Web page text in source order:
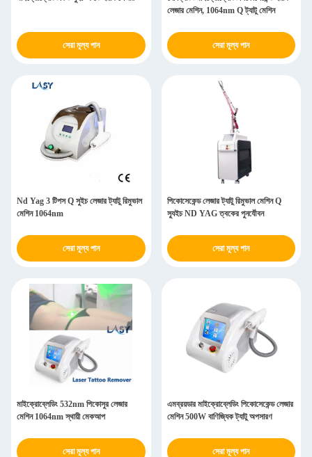
সেরা মূল্য পান
লেজার মেশিন, 1064nm Q ট্যাটু মেশিন
সেরা মূল্য পান
Nd Yag 3 টিপস Q সুইচ লেজার ট্যাটু রিমুভাল
মেশিন 1064nm
সেরা মূল্য পান
পিকোসেকেন্ড লেজার ট্যাটু রিমুভাল মেশিন Q
স্যুইচ ND YAG ত্বকের পুনর্যৌবন
সেরা মূল্য পান
মাইক্রোব্লেডিং 532nm পিকোসুর লেজার
মেশিন 1064nm স্থায়ী মেকআপ
সেরা মূল্য পান
এমব্রয়ডার মাইক্রোব্লেডিং পিকোসেকেন্ড লেজার
মেশিন 500W বাণিজ্যিক ট্যাটু অপসারণ
সেরা মূল্য পান